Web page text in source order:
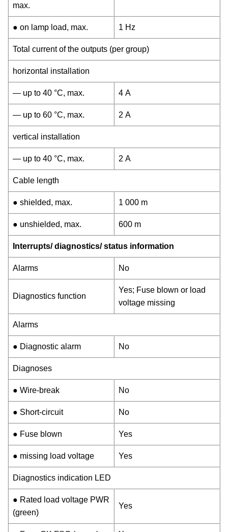
max.
● on lamp load, max. 1 Hz
Total current of the outputs (per group)
horizontal installation
— up to 40 °C, max. 4 A
— up to 60 °C, max. 2 A
vertical installation
— up to 40 °C, max. 2 A
Cable length
● shielded, max. 1 000 m
● unshielded, max. 600 m
Interrupts/ diagnostics/ status information
Alarms No
Diagnostics function
Yes; Fuse blown or load
voltage missing
Alarms
● Diagnostic alarm No
Diagnoses
● Wire-break No
● Short-circuit No
● Fuse blown Yes
● missing load voltage Yes
Diagnostics indication LED
● Rated load voltage PWR
(green)
Yes